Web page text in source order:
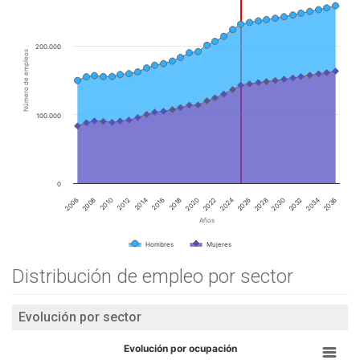
Años
Número de empleos
Hombres Mujeres
2006 2008 2010 2012 2014 2016 2018 2020 2022 2024 2026 20282030 2032 2034 2036
0
100.000
200.000
Distribución de empleo por sector
Evolución por sector
Evolución por ocupación